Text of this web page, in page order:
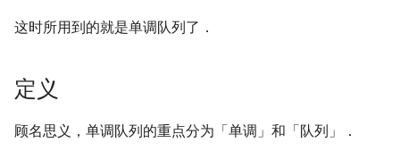
CP Editor
Git
排序相关 STL
概率 DP
DP 套 DP
后缀平衡树
广义后缀自动机 阶乘取模
形式幂级数复合|复合逆
组合数学
Pólya 计数
线性代数
连通性相关
环计数问题
反演变换
计算几何杂项
在一台机器上规划任务
主元素问题
这时所用到的就是单调队列了．
定义
顾名思义，单调队列的重点分为「单调」和「队列」．